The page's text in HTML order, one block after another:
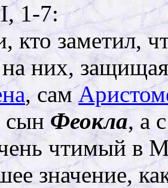
1-7:
заметил,
них,
, сам
сын Феокла, а
чтимый в
значение,